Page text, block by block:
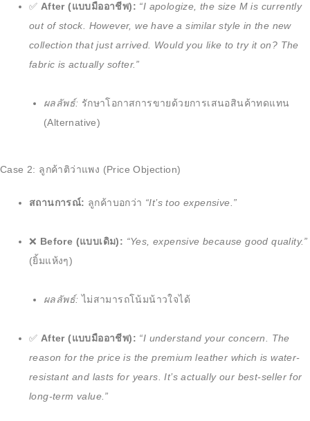
✅ After (แบบมืออาชีพ): “I apologize, the size M is currently
out of stock. However, we have a similar style in the new
collection that just arrived. Would you like to try it on? The
fabric is actually softer.”
ผลลัพธ์: รักษาโอกาสการขายด้วยการเสนอสินค้าทดแทน
(Alternative)
Case 2: ลูกค้าติว่าแพง (Price Objection)
สถานการณ์: ลูกค้าบอกว่า “It’s too expensive.”
❌ Before (แบบเดิม): “Yes, expensive because good quality.”
(ยิ้มแห้งๆ)
ผลลัพธ์: ไม่สามารถโน้มน้าวใจได้
✅ After (แบบมืออาชีพ): “I understand your concern. The
reason for the price is the premium leather which is water-
resistant and lasts for years. It’s actually our best-seller for
long-term value.”